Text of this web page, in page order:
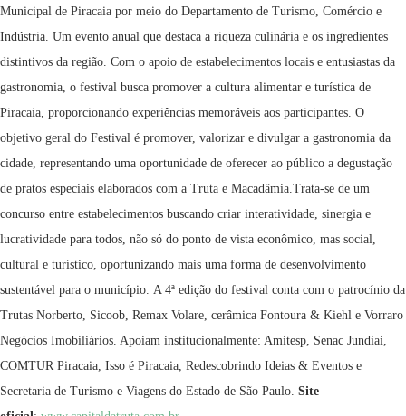
Municipal de Piracaia por meio do Departamento de Turismo, Comércio e
Indústria. Um evento anual que destaca a riqueza culinária e os ingredientes
distintivos da região. Com o apoio de estabelecimentos locais e entusiastas da
gastronomia, o festival busca promover a cultura alimentar e turística de
Piracaia, proporcionando experiências memoráveis aos participantes. O
objetivo geral do Festival é promover, valorizar e divulgar a gastronomia da
cidade, representando uma oportunidade de oferecer ao público a degustação
de pratos especiais elaborados com a Truta e Macadâmia.Trata-se de um
concurso entre estabelecimentos buscando criar interatividade, sinergia e
lucratividade para todos, não só do ponto de vista econômico, mas social,
cultural e turístico, oportunizando mais uma forma de desenvolvimento
sustentável para o município. A 4ª edição do festival conta com o patrocínio da
Trutas Norberto, Sicoob, Remax Volare, cerâmica Fontoura & Kiehl e Vorraro
Negócios Imobiliários. Apoiam institucionalmente: Amitesp, Senac Jundiai,
COMTUR Piracaia, Isso é Piracaia, Redescobrindo Ideias & Eventos e
Secretaria de Turismo e Viagens do Estado de São Paulo. Site